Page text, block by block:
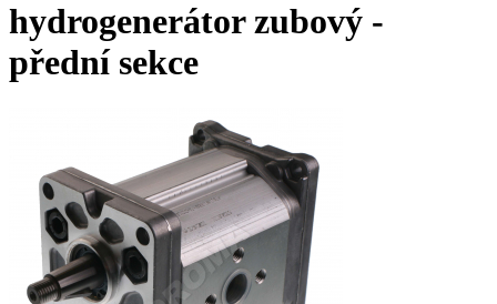
hydrogenerátor zubový -
přední sekce